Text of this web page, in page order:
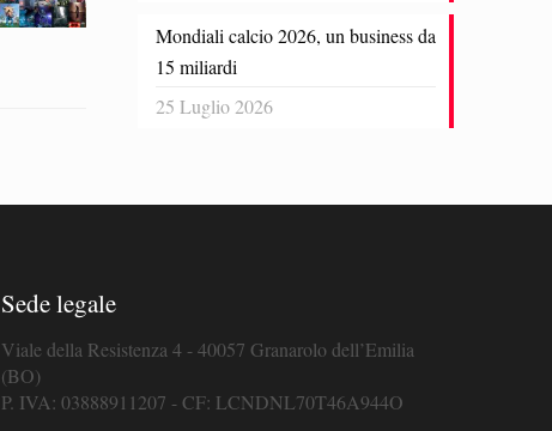
Mondiali calcio 2026, un business da
15 miliardi
25 Luglio 2026
Sede legale
Viale della Resistenza 4 - 40057 Granarolo dell’Emilia
(BO)
P. IVA: 03888911207 - CF: LCNDNL70T46A944O